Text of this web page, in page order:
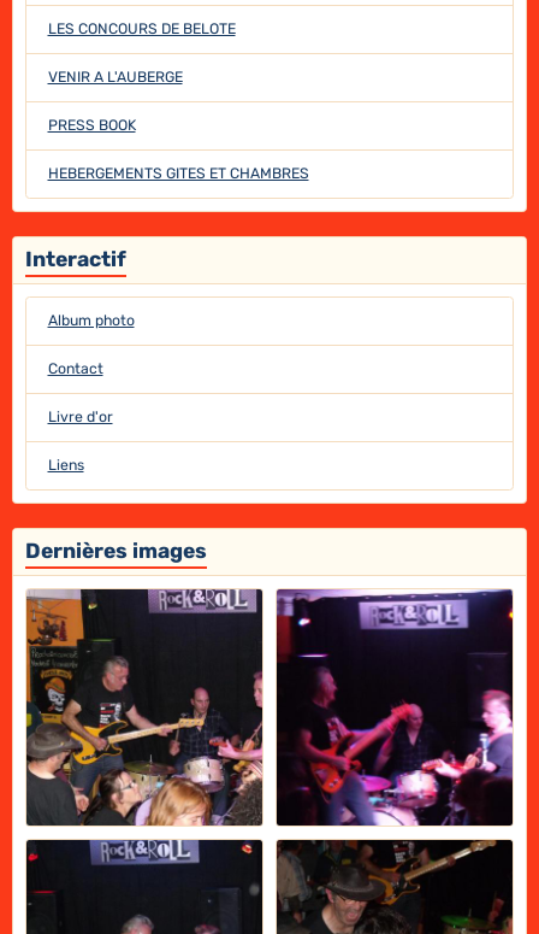
LES CONCOURS DE BELOTE
VENIR A L'AUBERGE
PRESS BOOK
HEBERGEMENTS GITES ET CHAMBRES
Interactif
Album photo
Contact
Livre d'or
Liens
Dernières images